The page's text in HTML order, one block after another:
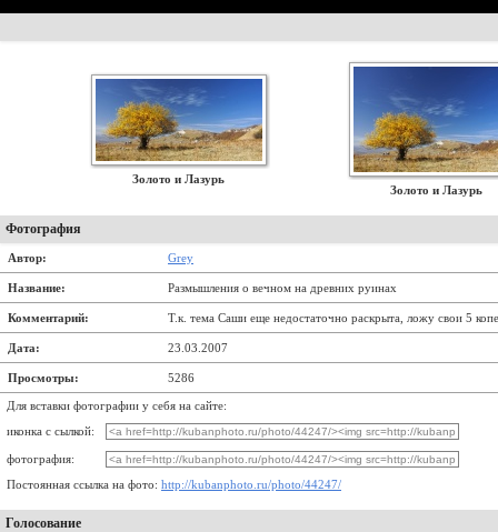
Золото и Лазурь
Золото и Лазурь
Фотография
Автор: Grey
Название: Размышления о вечном на древних руинах
Комментарий: Т.к. тема Саши еще недостаточно раскрыта, ложу свои 5
Дата: 23.03.2007
Просмотры: 5286
Для вставки фотографии у себя на сайте:
иконка с сылкой:
фотография:
Постоянная ссылка на фото: http://kubanphoto.ru/photo/44247/
Голосование